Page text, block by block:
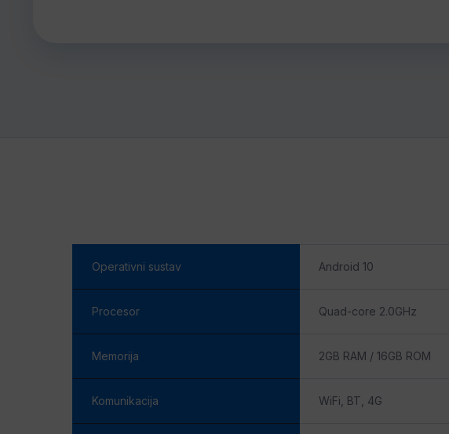
Operativni sustav Android 10
Procesor Quad-core 2.0GHz
Memorija 2GB RAM / 16GB ROM
Komunikacija WiFi, BT, 4G